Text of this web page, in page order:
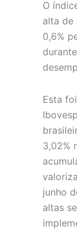
O
alta de
0,6%
Esta
3,02%
junho
altas